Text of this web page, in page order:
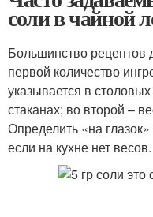
соли в чайной
Большинство рецептов
первой количество
указывается в
стаканах; во второй –
Определить «на
если на кухне нет весов.